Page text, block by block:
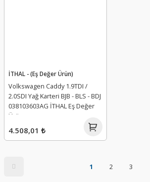
İTHAL - (Eş Değer Ürün)
Volkswagen Caddy 1.9TDI /
2.0SDI Yağ Karteri BJB - BLS - BDJ
038103603AG İTHAL Eş Değer
Ürün
4.508,01 ₺
1 2 3